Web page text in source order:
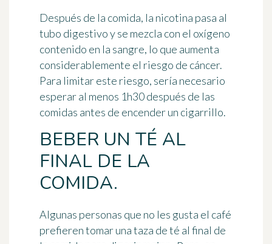
Después de la comida, la nicotina pasa al
tubo digestivo y se mezcla con el oxígeno
contenido en la sangre, lo que aumenta
considerablemente el riesgo de cáncer.
Para limitar este riesgo, sería necesario
esperar al menos 1h30 después de las
comidas antes de encender un cigarrillo.
BEBER UN TÉ AL
FINAL DE LA
COMIDA.
Algunas personas que no les gusta el café
prefierentomar una taza de té al final de